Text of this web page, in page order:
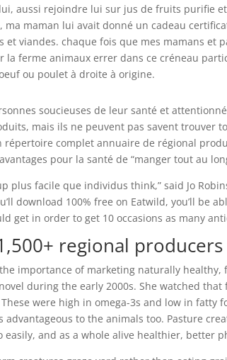
aussi rejoindre lui sur jus de fruits purifie
ma maman lui avait donné un cadeau
et viandes. chaque fois que mes mamans et
la ferme animaux errer dans ce créneau
ou poulet à droite à origine.
soucieuses de leur santé et
mais ils ne peuvent pas savent trouver
complet annuaire de régional
pour la santé de “manger tout au
plus facile que individus think,” said Jo
download 100% free on Eatwild, you’ll be
get in order to get 10 occasions as many
regional
importance of marketing naturally
during the early 2000s. She watched
were high in omega-3s and low in fatty
advantageous to the animals too. Pasture
easily, and as a whole alive healthier, better